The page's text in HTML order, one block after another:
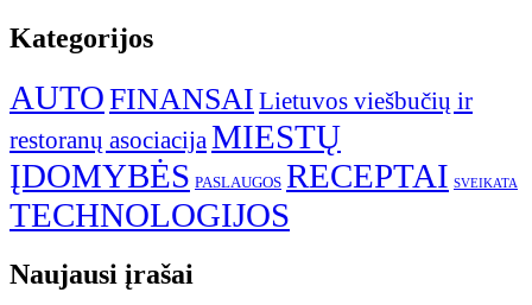
Kategorijos
AUTOFINANSAI Lietuvos viešbučių ir
restoranų asociacijaMIESTŲ
ĮDOMYBĖS PASLAUGOS RECEPTAI SVEIKATA
TECHNOLOGIJOS
Naujausi įrašai